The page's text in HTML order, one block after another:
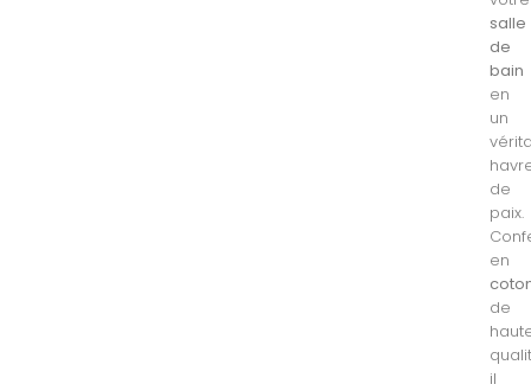
salle
de
bain
en
un
de
paix.
en
de
il